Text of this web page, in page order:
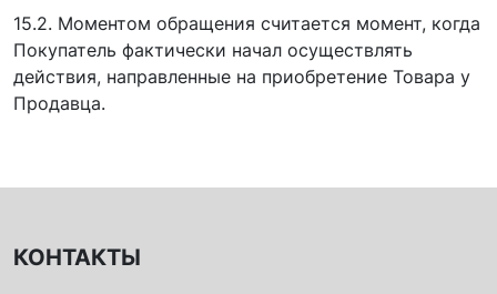
15.2. Моментом обращения считается момент, когда
Покупатель фактически начал осуществлять
действия, направленные на приобретение Товара у
Продавца.
КОНТАКТЫ